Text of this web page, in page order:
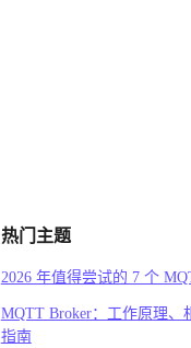
热门主题
2026 年值得尝试的 7 个
MQTT Broker：工作原理、
指南